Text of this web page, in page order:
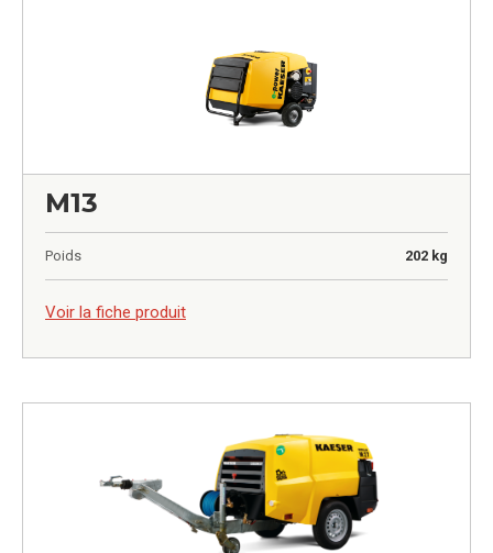
M13
Poids 202 kg
Voir la fiche produit